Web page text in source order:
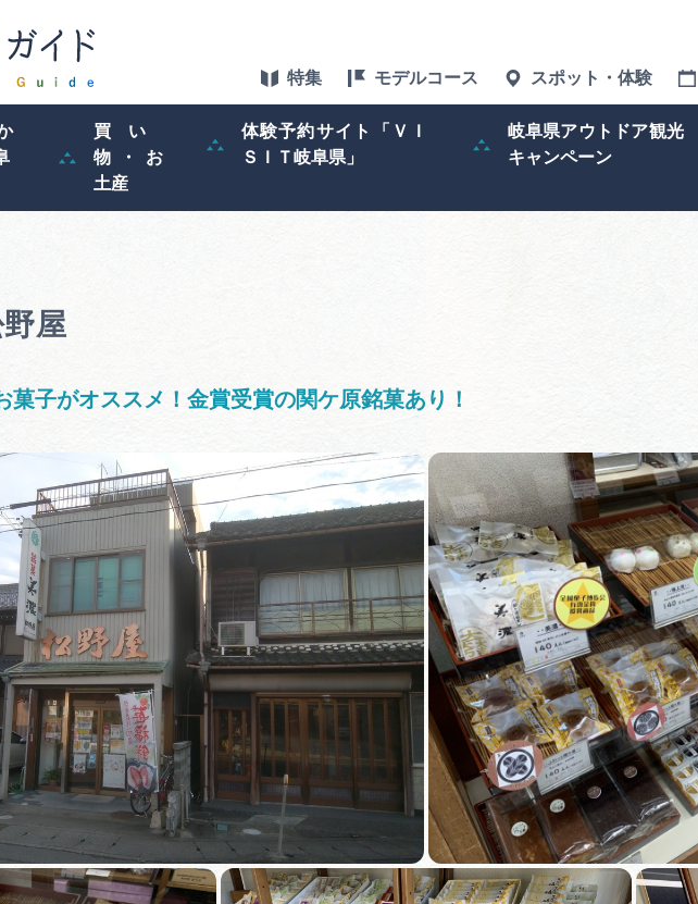
特集 モデルコース スポット・体験
買い
物・お
土産
体験予約サイト「ＶＩ
ＳＩＴ岐阜県」
岐阜県アウトドア観光
キャンペーン
買い物・お土産
岐阜県アウトドア
ペーン
岐阜県観光データ
旅行会社・観光事業者
動画ライブラリ
屋
菓子がオススメ！金賞受賞の関ケ原銘菓あり！